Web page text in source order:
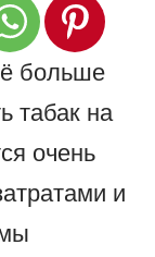
больше
табак на
очень
и